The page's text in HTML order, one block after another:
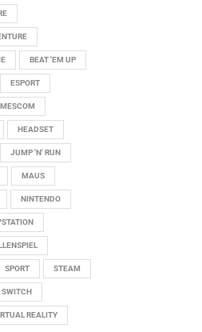
BEAT 'EM UP
ESPORT
HEADSET
JUMP 'N' RUN
MAUS
NINTENDO
SPORT STEAM
SWITCH
REALITY